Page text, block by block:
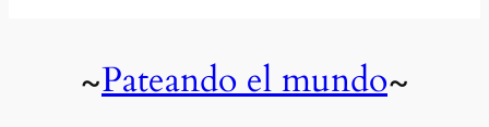
~Pateando el mundo~